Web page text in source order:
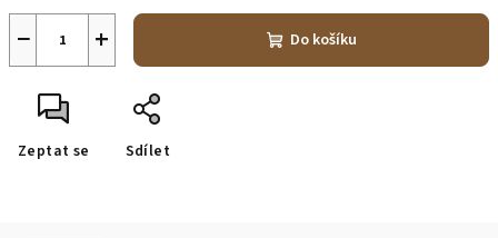
+
− Do košíku
Zeptat se Sdílet